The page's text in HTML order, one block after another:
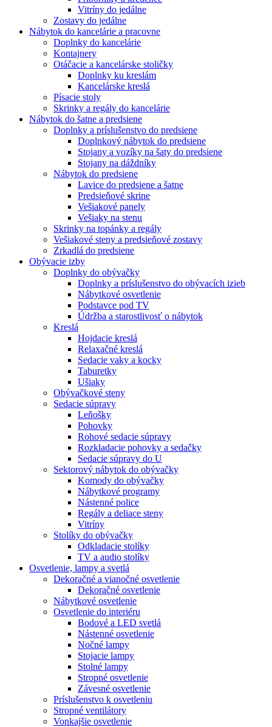
Vitríny do jedálne
Zostavy do jedálne
Nábytok do kancelárie a pracovne
Doplnky do kancelárie
Kontajnery
Otáčacie a kancelárske stoličky
Doplnky ku kreslám
Kancelárske kreslá
Písacie stoly
Skrinky a regály do kancelárie
Nábytok do šatne a predsiene
Doplnky a príslušenstvo do predsiene
Doplnkový nábytok do predsiene
Stojany a vozíky na šaty do predsiene
Stojany na dáždníky
Nábytok do predsiene
Lavice do predsiene a šatne
Predsieňové skrine
Vešiakové panely
Vešiaky na stenu
Skrinky na topánky a regály
Vešiakové steny a predsieňové zostavy
Zrkadlá do predsiene
Obývacie izby
Doplnky do obývačky
Doplnky a príslušenstvo do obývacích izieb
Nábytkové osvetlenie
Podstavce pod TV
Údržba a starostlivosť o nábytok
Kreslá
Hojdacie kreslá
Relaxačné kreslá
Sedacie vaky a kocky
Taburetky
Ušiaky
Obývačkové steny
Sedacie súpravy
Leňošky
Pohovky
Rohové sedacie súpravy
Rozkladacie pohovky a sedačky
Sedacie súpravy do U
Sektorový nábytok do obývačky
Komody do obývačky
Nábytkové programy
Nástenné police
Regály a deliace steny
Vitríny
Stolíky do obývačky
Odkladacie stolíky
TV a audio stolíky
Osvetlenie, lampy a svetlá
Dekoračné a vianočné osvetlenie
Dekoračné osvetlenie
Nábytkové osvetlenie
Osvetlenie do interiéru
Bodové a LED svetlá
Nástenné osvetlenie
Nočné lampy
Stojacie lampy
Stolné lampy
Stropné osvetlenie
Závesné osvetlenie
Príslušenstvo k osvetleniu
Stropné ventilátory
Vonkajšie osvetlenie